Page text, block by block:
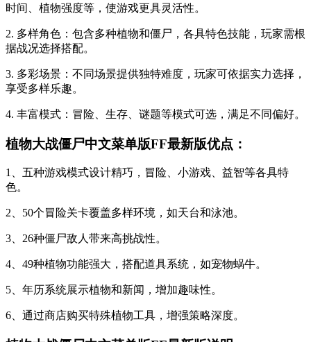
时间、植物强度等，使游戏更具灵活性。
2. 多样角色：包含多种植物和僵尸，各具特色技能，玩家需根
据战况选择搭配。
3. 多彩场景：不同场景提供独特难度，玩家可依据实力选择，
享受多样乐趣。
4. 丰富模式：冒险、生存、谜题等模式可选，满足不同偏好。
植物大战僵尸中文菜单版FF最新版优点：
1、五种游戏模式设计精巧，冒险、小游戏、益智等各具特
色。
2、50个冒险关卡覆盖多样环境，如天台和泳池。
3、26种僵尸敌人带来高挑战性。
4、49种植物功能强大，搭配道具系统，如宠物蜗牛。
5、年历系统展示植物和新闻，增加趣味性。
6、通过商店购买特殊植物工具，增强策略深度。